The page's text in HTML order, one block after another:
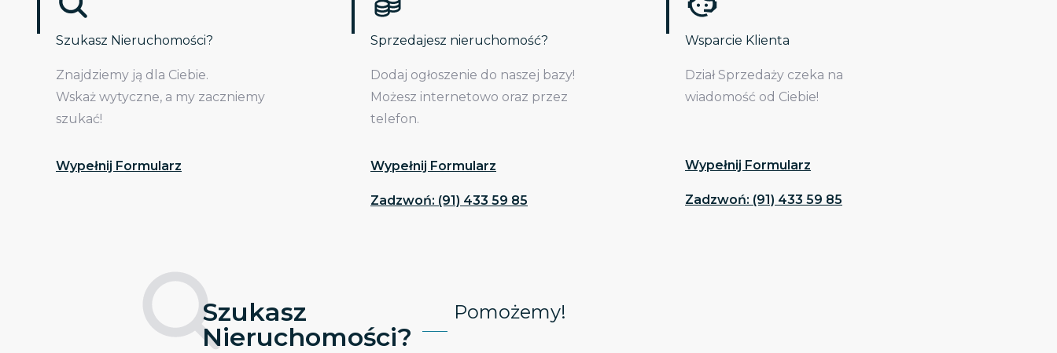
Szukasz Nieruchomości?
Znajdziemy ją dla Ciebie.
Wskaż wytyczne, a my zaczniemy
szukać!
Wypełnij Formularz
Sprzedajesz nieruchomość?
Dodaj ogłoszenie do naszej bazy!
Możesz internetowo oraz przez
telefon.
Wypełnij Formularz
Zadzwoń: (91) 433 59 85
Wsparcie Klienta
Dział Sprzedaży czeka na
wiadomość od Ciebie!
Wypełnij Formularz
Zadzwoń: (91) 433 59 85
Szukasz
Nieruchomości?
Pomożemy!